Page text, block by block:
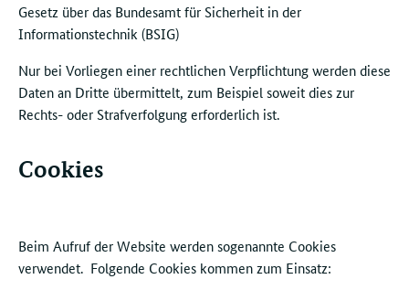
Gesetz über das Bundesamt für Sicherheit in der
Informationstechnik (BSIG)
Nur bei Vorliegen einer rechtlichen Verpflichtung werden diese
Daten an Dritte übermittelt, zum Beispiel soweit dies zur
Rechts- oder Strafverfolgung erforderlich ist.
Cookies
Beim Aufruf der Website werden sogenannte Cookies
verwendet. Folgende Cookies kommen zum Einsatz: